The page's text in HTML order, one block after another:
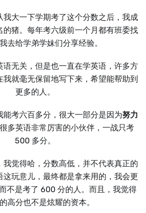
我大一下学期考了这个分数之后，我成
的猪。每年考六级前一个月都有班委找
去给学弟学妹们分享经验。
语无关，但是也一直在学英语，许多方
我就毫无保留地写下来，希望能帮助到
更多的人。
能考六百多分，很大一部分是因为努力
多英语非常厉害的小伙伴，一战只考
500 多分。
我觉得哈，分数高低，并不代表真正的
这玩意儿，最终都是拿来用的，我会更
不是考了 600 分的人。而且，我觉得
高分也不是炫耀的资本。